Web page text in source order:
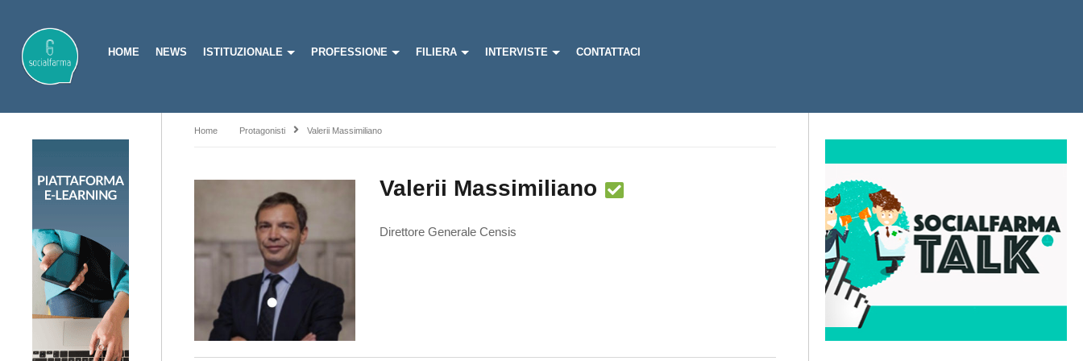
HOME NEWS ISTITUZIONALE PROFESSIONE FILIERA INTERVISTE CONTATTACI
Home Protagonisti Valerii Massimiliano
Valerii Massimiliano
Direttore Generale Censis